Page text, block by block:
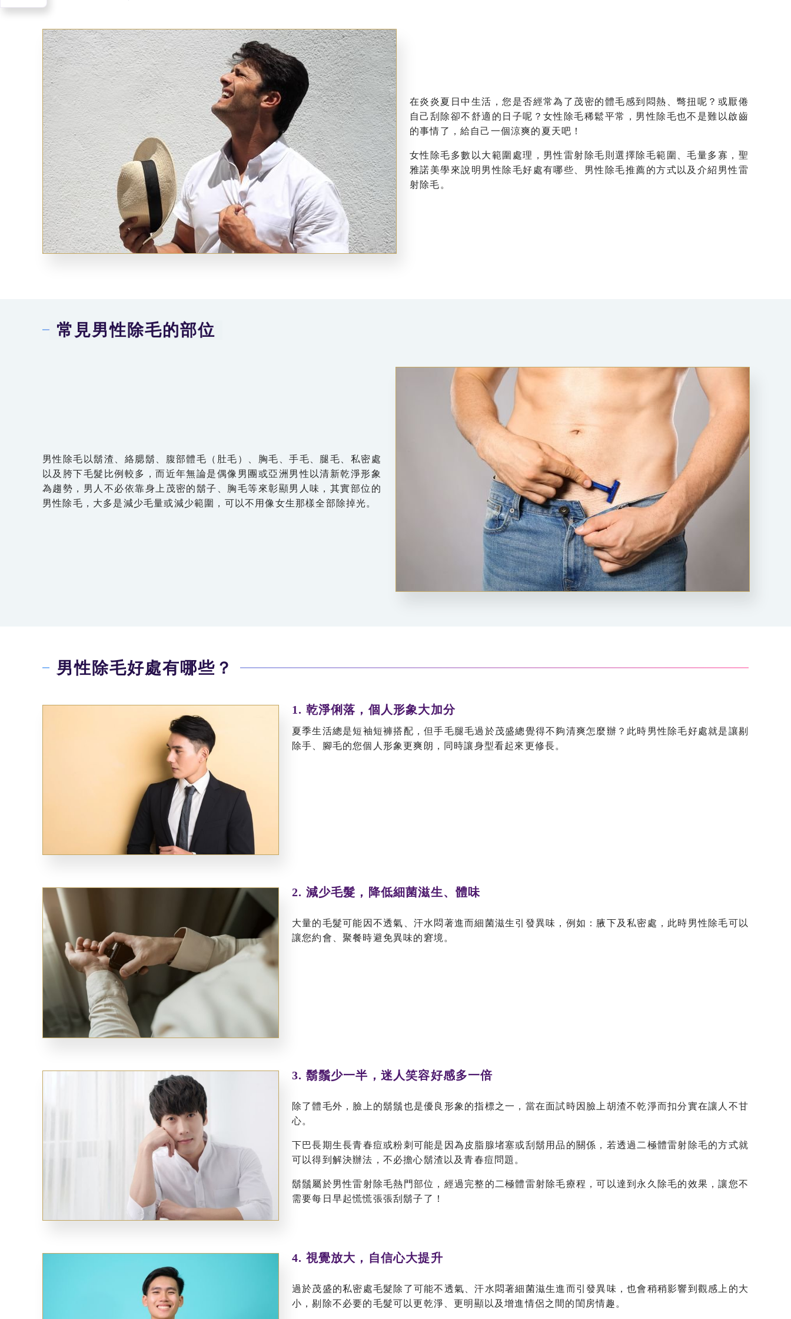
在炎炎夏日中生活，您是否經常為了茂密的體毛感到悶熱、彆扭呢？或厭倦
自己刮除卻不舒適的日子呢？女性除毛稀鬆平常，男性除毛也不是難以啟齒
的事情了，給自己一個涼爽的夏天吧！
女性除毛多數以大範圍處理，男性雷射除毛則選擇除毛範圍、毛量多寡，聖
雅諾美學來說明男性除毛好處有哪些、男性除毛推薦的方式以及介紹男性雷
射除毛。
常見男性除毛的部位
男性除毛以鬍渣、絡腮鬍、腹部體毛（肚毛）、胸毛、手毛、腿毛、私密處
以及胯下毛髮比例較多，而近年無論是偶像男團或亞洲男性以清新乾淨形象
為趨勢，男人不必依靠身上茂密的鬍子、胸毛等來彰顯男人味，其實部位的
男性除毛，大多是減少毛量或減少範圍，可以不用像女生那樣全部除掉光。
男性除毛好處有哪些？
1. 乾淨俐落，個人形象大加分
夏季生活總是短袖短褲搭配，但手毛腿毛過於茂盛總覺得不夠清爽怎麼辦？此時男性除毛好處就是讓剔
除手、腳毛的您個人形象更爽朗，同時讓身型看起來更修長。
2. 減少毛髮，降低細菌滋生、體味
大量的毛髮可能因不透氣、汗水悶著進而細菌滋生引發異味，例如：腋下及私密處，此時男性除毛可以
讓您約會、聚餐時避免異味的窘境。
3. 鬍鬚少一半，迷人笑容好感多一倍
除了體毛外，臉上的鬍鬚也是優良形象的指標之一，當在面試時因臉上胡渣不乾淨而扣分實在讓人不甘
心。
下巴長期生長青春痘或粉刺可能是因為皮脂腺堵塞或刮鬍用品的關係，若透過二極體雷射除毛的方式就
可以得到解決辦法，不必擔心鬍渣以及青春痘問題。
鬍鬚屬於男性雷射除毛熱門部位，經過完整的二極體雷射除毛療程，可以達到永久除毛的效果，讓您不
需要每日早起慌慌張張刮鬍子了！
4. 視覺放大，自信心大提升
過於茂盛的私密處毛髮除了可能不透氣、汗水悶著細菌滋生進而引發異味，也會稍稍影響到觀感上的大
小，剔除不必要的毛髮可以更乾淨、更明顯以及增進情侶之間的閨房情趣。